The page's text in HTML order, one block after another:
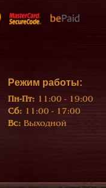
Режим работы:
Пн-Пт: 11:00 - 19:00
Сб: 11:00 - 17:00
Вс: Выходной